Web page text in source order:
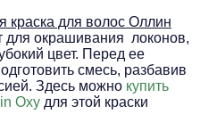
краска для волос Оллин
для окрашивания локонов,
цвет. Перед ее
смесь, разбавив
Здесь можно купить
Oxy для этой краски